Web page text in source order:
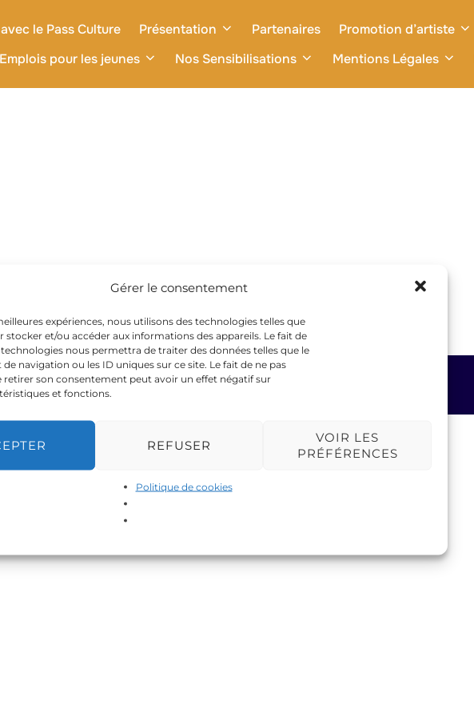
Gérer le consentement
expériences, nous utilisons des technologies telles que
stocker et/ou accéder aux informations des appareils. Le fait de
nous permettra de traiter des données telles que le
navigation ou les ID uniques sur ce site. Le fait de ne pas
retirer son consentement peut avoir un effet négatif sur
et fonctions.
REFUSER
VOIR LES
PRÉFÉRENCES
Politique de cookies
le Pass Culture Présentation Partenaires Promotion d’artiste
pour les jeunes
Nos Sensibilisations Mentions Légales